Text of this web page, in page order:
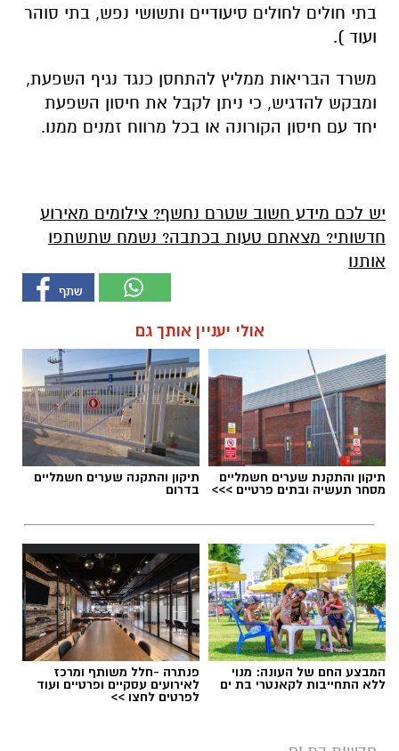
בתי חולים לחולים סיעודיים ותשושי נפש, בתי סוהר
ועוד ).
משרד הבריאות ממליץ להתחסן כנגד נגיף השפעת,
ומבקש להדגיש, כי ניתן לקבל את חיסון השפעת
יחד עם חיסון הקורונה או בכל מרווח זמנים ממנו.
יש לכם מידע חשוב שטרם נחשף? צילומים מאירוע
חדשותי? מצאתם טעות בכתבה? נשמח שתשתפו
אותנו
אולי יעניין אותך גם
תיקון והתקנת שערים חשמליים
מסחר תעשיה ובתים פרטיים >>>
תיקון והתקנה שערים חשמליים
בדרום
המבצע החם של העונה: מנוי
ללא התחייבות לקאנטרי בת ים
פנתרה -חלל משותף ומרכז
לאירועים עסקיים ופרטיים ועוד
לפרטים לחצו >>